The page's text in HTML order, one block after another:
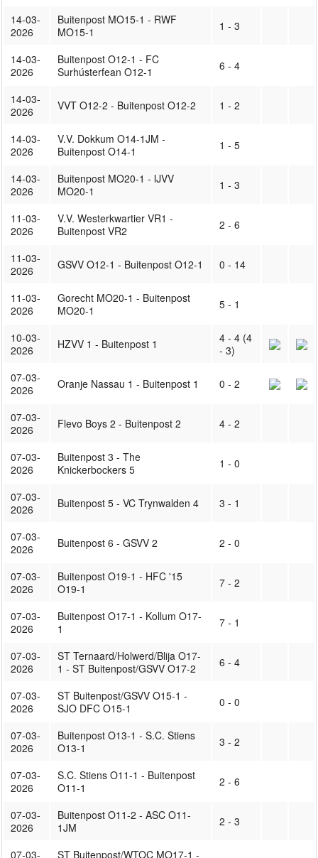
14-03-
2026
Buitenpost MO15-1 - RWF
MO15-1
1 - 3
14-03-
2026
Buitenpost O12-1 - FC
Surhústerfean O12-1
6 - 4
14-03-
2026
VVT O12-2 - Buitenpost O12-2 1 - 2
14-03-
2026
V.V. Dokkum O14-1JM -
Buitenpost O14-1
1 - 5
14-03-
2026
Buitenpost MO20-1 - IJVV
MO20-1
1 - 3
11-03-
2026
V.V. Westerkwartier VR1 -
Buitenpost VR2
2 - 6
11-03-
2026
GSVV O12-1 - Buitenpost O12-1 0 - 14
11-03-
2026
Gorecht MO20-1 - Buitenpost
MO20-1
5 - 1
10-03-
2026
HZVV 1 - Buitenpost 1
4 - 4 (4
- 3)
07-03-
2026
Oranje Nassau 1 - Buitenpost 1 0 - 2
07-03-
2026
Flevo Boys 2 - Buitenpost 2 4 - 2
07-03-
2026
Buitenpost 3 - The
Knickerbockers 5
1 - 0
07-03-
2026
Buitenpost 5 - VC Trynwalden 4 3 - 1
07-03-
2026
Buitenpost 6 - GSVV 2 2 - 0
07-03-
2026
Buitenpost O19-1 - HFC '15
O19-1
7 - 2
07-03-
2026
Buitenpost O17-1 - Kollum O17-
1
7 - 1
07-03-
2026
ST Ternaard/Holwerd/Blija O17-
1 - ST Buitenpost/GSVV O17-2
6 - 4
07-03-
2026
ST Buitenpost/GSVV O15-1 -
SJO DFC O15-1
0 - 0
07-03-
2026
Buitenpost O13-1 - S.C. Stiens
O13-1
3 - 2
07-03-
2026
S.C. Stiens O11-1 - Buitenpost
O11-1
2 - 6
07-03-
2026
Buitenpost O11-2 - ASC O11-
1JM
2 - 3
07-03- ST Buitenpost/WTOC MO17-1 -